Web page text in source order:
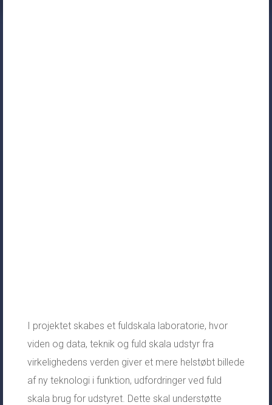
I projektet skabes et fuldskala laboratorie, hvor
viden og data, teknik og fuld skala udstyr fra
virkelighedens verden giver et mere helstøbt billede
af ny teknologi i funktion, udfordringer ved fuld
skala brug for udstyret. Dette skal understøtte